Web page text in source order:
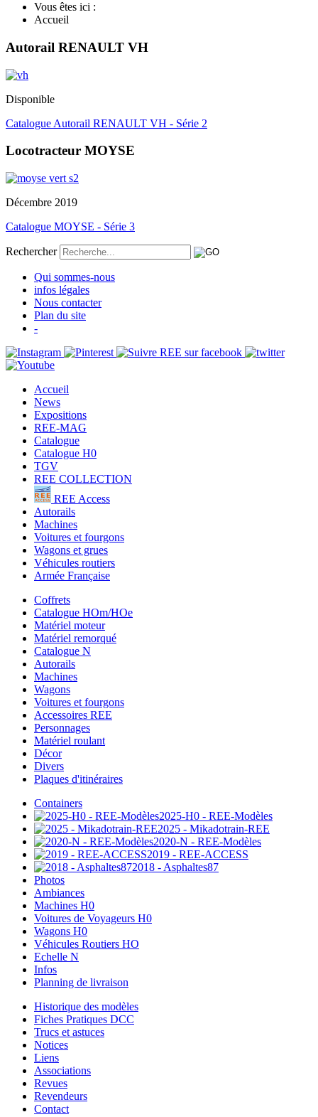
Vous êtes ici :
Accueil
Autorail RENAULT VH
Disponible
Catalogue Autorail RENAULT VH - Série 2
Locotracteur MOYSE
Décembre 2019
Catalogue MOYSE - Série 3
Rechercher
Qui sommes-nous
infos légales
Nous contacter
Plan du site
-
Accueil
News
Expositions
REE-MAG
Catalogue
Catalogue H0
TGV
REE COLLECTION
REE Access
Autorails
Machines
Voitures et fourgons
Wagons et grues
Véhicules routiers
Armée Française
Coffrets
Catalogue HOm/HOe
Matériel moteur
Matériel remorqué
Catalogue N
Autorails
Machines
Wagons
Voitures et fourgons
Accessoires REE
Personnages
Matériel roulant
Décor
Divers
Plaques d'itinéraires
Containers
2025-H0 - REE-Modèles
2025 - Mikadotrain-REE
2020-N - REE-Modèles
2019 - REE-ACCESS
2018 - Asphaltes87
Photos
Ambiances
Machines H0
Voitures de Voyageurs H0
Wagons H0
Véhicules Routiers HO
Echelle N
Infos
Planning de livraison
Historique des modèles
Fiches Pratiques DCC
Trucs et astuces
Notices
Liens
Associations
Revues
Revendeurs
Contact